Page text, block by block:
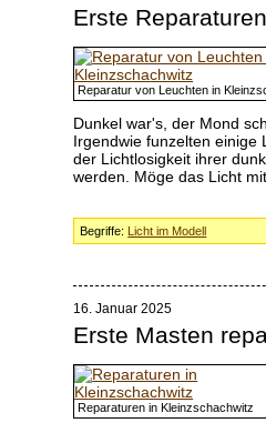
Erste
Reparatur von Leuchten in
Dunkel war's, der Mond
Irgendwie funzelten einige
der Lichtlosigkeit ihrer
werden. Möge das Licht
Begriffe: Licht im Modell
16. Januar 2025
Erste Masten
Reparaturen in Kleinzschachwitz